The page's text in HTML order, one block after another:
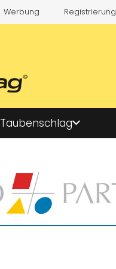
Werbung Registrierung
Taubenschlag